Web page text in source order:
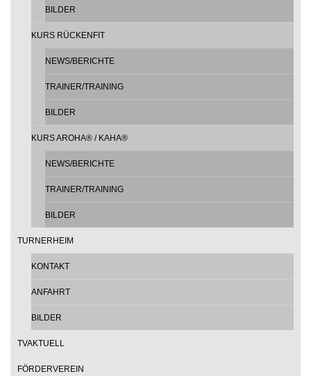
BILDER
KURS RÜCKENFIT
NEWS/BERICHTE
TRAINER/TRAINING
BILDER
KURS AROHA® / KAHA®
NEWS/BERICHTE
TRAINER/TRAINING
BILDER
TURNERHEIM
KONTAKT
ANFAHRT
BILDER
TVAKTUELL
FÖRDERVEREIN